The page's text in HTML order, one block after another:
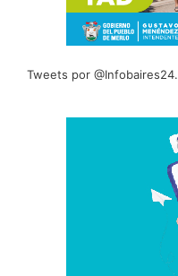
Tweets por @Infobaires24.